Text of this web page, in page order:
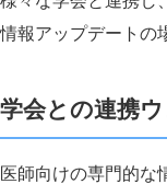
情報アップデートの
学会との連携
医師向けの専門的